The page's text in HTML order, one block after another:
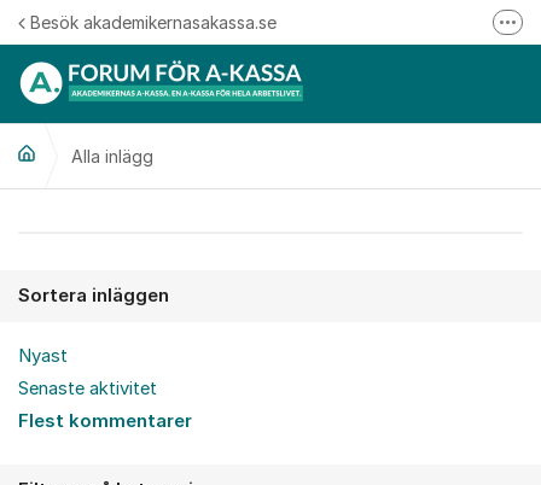
Hoppa till innehåll
Besök akademikernasakassa.se
Alla inlägg
Sortera inläggen
Nyast
Senaste aktivitet
Flest kommentarer